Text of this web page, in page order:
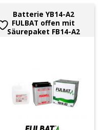
Batterie YB14-A2
FULBAT offen mit
Säurepaket FB14-A2